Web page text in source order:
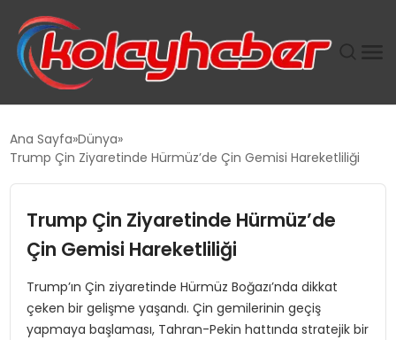
TANYER YAPI ZEMIN MÜHENDISLIĞINDE HEDEF
BÜYÜTTÜ
TOROSLAR’DA PAZAR GERGİNLİĞİ!
Ana Sayfa Dünya
Trump Çin Ziyaretinde Hürmüz’de Çin Gemisi Hareketliliği
Trump Çin Ziyaretinde Hürmüz’de
Çin Gemisi Hareketliliği
Trump’ın Çin ziyaretinde Hürmüz Boğazı’nda dikkat
çeken bir gelişme yaşandı. Çin gemilerinin geçiş
yapmaya başlaması, Tahran-Pekin hattında stratejik bir